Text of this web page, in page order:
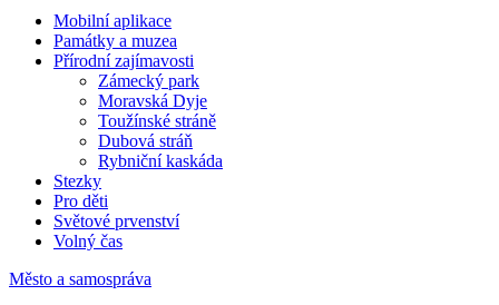
Mobilní aplikace
Památky a muzea
Přírodní zajímavosti
Zámecký park
Moravská Dyje
Toužínské stráně
Dubová stráň
Rybniční kaskáda
Stezky
Pro děti
Světové prvenství
Volný čas
Město a samospráva